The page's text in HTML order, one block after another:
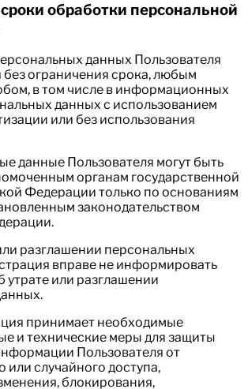
обработки персональной
данных Пользователя
без ограничения срока, любым
в том числе в информационных
данных с использованием
или без использования
данные Пользователя могут быть
органам государственной
Федерации только по основаниям
законодательством
разглашении персональных
вправе не информировать
утрате или разглашении
принимает необходимые
и технические меры для защиты
Пользователя от
или случайного доступа,
блокирования,